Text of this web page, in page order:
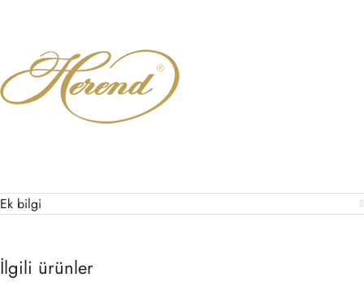
Ek bilgi
İlgili ürünler